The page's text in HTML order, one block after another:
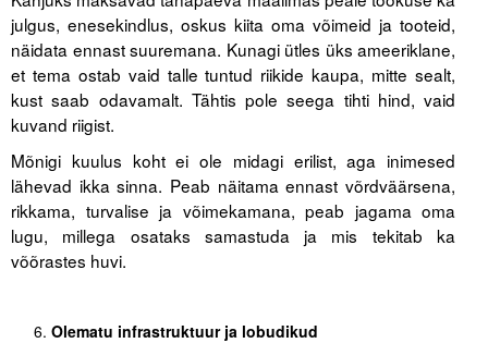
julgus, enesekindlus, oskus kiita oma võimeid ja tooteid,
näidata ennast suuremana. Kunagi ütles üks ameeriklane,
et tema ostab vaid talle tuntud riikide kaupa, mitte sealt,
kust saab odavamalt. Tähtis pole seega tihti hind, vaid
kuvand riigist.
Mõnigi kuulus koht ei ole midagi erilist, aga inimesed
lähevad ikka sinna. Peab näitama ennast võrdväärsena,
rikkama, turvalise ja võimekamana, peab jagama oma
lugu, millega osataks samastuda ja mis tekitab ka
võõrastes huvi.
Olematu infrastruktuur ja lobudikud